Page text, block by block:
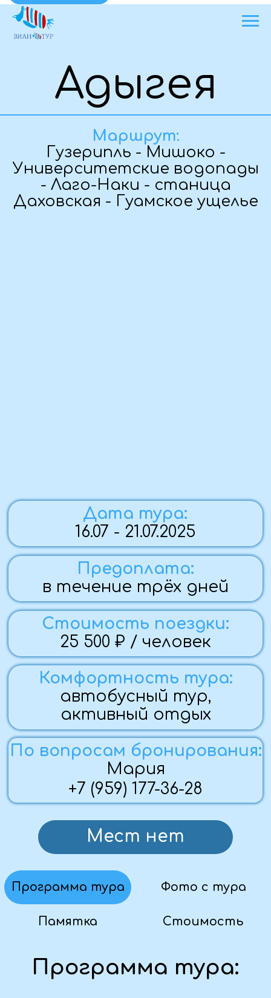
Адыгея
+7 (959) 177-36-28
По вопросам бронирования:
Мария
автобусный тур,
активный отдых
Маршрут:
Гузерипль - Мишоко -
- Лаго-Наки - станица
Даховская - Гуамское ущелье
Стоимость
Памятка
Фото с тура
Программа тура
Программа тура:
— Выезд на экскурсию в Гузерипль.
Дорога к Гузериплю поражает своей
живописностью. Она лежит между
реки Белая. Посёлок со всех сторон
защищают высокие горы, покрытые
пихтовыми и дубовыми лесами.
— Посмотрим Гранитный каньон– он
мощными горными образованиями и
живописными пейзажами. Гранитные
2 ДЕНЬ (17.07.25)
— Вечерний выезд, из Алчевска,
Луганска, Краснодона, Свердловска,
(бесплатный трансфер со
1 ДЕНЬ (16.07.25)